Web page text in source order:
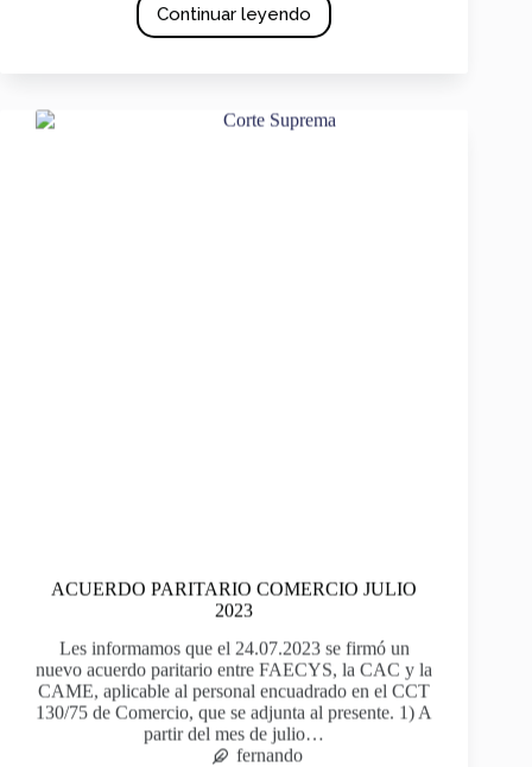
Continuar leyendo
ACUERDO PARITARIO COMERCIO JULIO
2023
Les informamos que el 24.07.2023 se firmó un
nuevo acuerdo paritario entre FAECYS, la CAC y la
CAME, aplicable al personal encuadrado en el CCT
130/75 de Comercio, que se adjunta al presente. 1) A
partir del mes de julio…
fernando